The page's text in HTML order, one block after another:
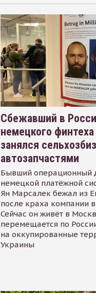
Сбежавший в
немецкого финтеха
занялся
автозапчастями
Бывший операционный
немецкой платёжной
Ян Марсалек бежал из
после краха компании
Сейчас он живёт в
перемещается по
на оккупированные
Украины